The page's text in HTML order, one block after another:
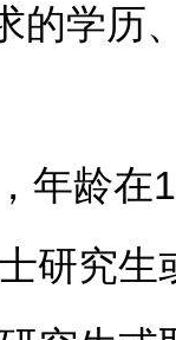
学历、
龄在
研究